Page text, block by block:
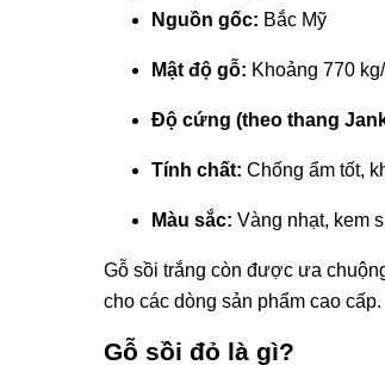
Nguồn gốc: Bắc Mỹ
Mật độ gỗ: Khoảng 770 kg/
Độ cứng (theo thang
Tính chất: Chống ẩm tốt,
Màu sắc: Vàng nhạt, kem
Gỗ sồi trắng còn được ưa
cho các dòng sản phẩm cao cấp.
Gỗ sồi đỏ là gì?